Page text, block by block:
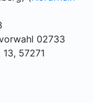
02733
57271